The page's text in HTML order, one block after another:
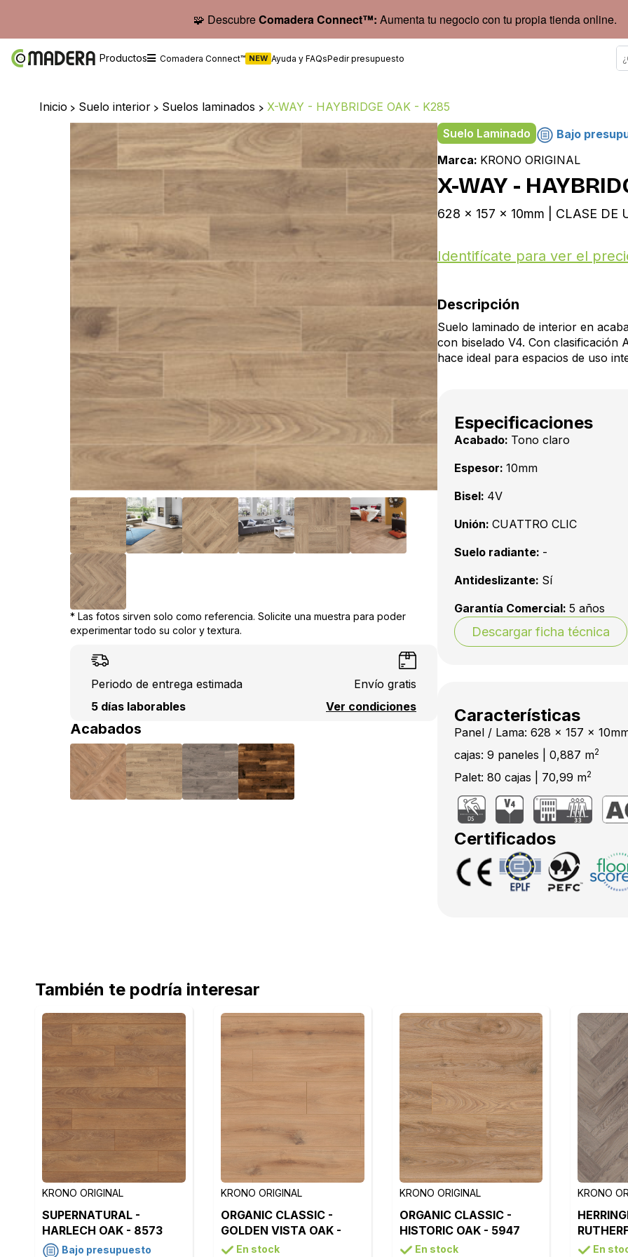
🧩 DescubreComadera Connect™: Aumenta tu negocio con tu propia tienda online.
Productos Comadera Connect™ NEW Ayuda y FAQsPedir presupuesto
Inicio > Suelo interior > Suelos laminados > X-WAY - HAYBRIDGE OAK - K285
* Las fotos sirven solo como referencia. Solicite una muestra para poder
experimentar todo su color y textura.
Periodo de entrega estimada
5 días laborables
Envío gratis
Ver condiciones
Acabados
Suelo Laminado
Bajo
Marca: KRONO ORIGINAL
X-WAY -
628 x 157 x 10mm | CLASE DE
Identifícate para ver el
Descripción
Suelo laminado de interior en
con biselado V4. Con clasificación
hace ideal para espacios de uso
Especificaciones
Acabado: Tono claro
Espesor: 10mm
Bisel: 4V
Unión: CUATTRO CLIC
Suelo radiante: -
Antideslizante: Sí
Garantía Comercial: 5 años
Descargar ficha técnica
Características
Panel / Lama: 628 x 157 x
cajas: 9 paneles | 0,887 m2
Palet: 80 cajas | 70,99 m2
Certificados
También te podría interesar
KRONO ORIGINAL
SUPERNATURAL -
HARLECH OAK - 8573
Bajo presupuesto
KRONO ORIGINAL
ORGANIC CLASSIC -
GOLDEN VISTA OAK -
K230En stock
KRONO ORIGINAL
ORGANIC CLASSIC -
HISTORIC OAK - 5947
En stock
KRONO
K488
En